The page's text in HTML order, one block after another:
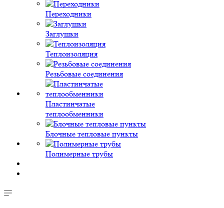
Переходники
Заглушки
Теплоизоляция
Резьбовые соединения
Пластинчатые
теплообменники
Блочные тепловые пункты
Полимерные трубы